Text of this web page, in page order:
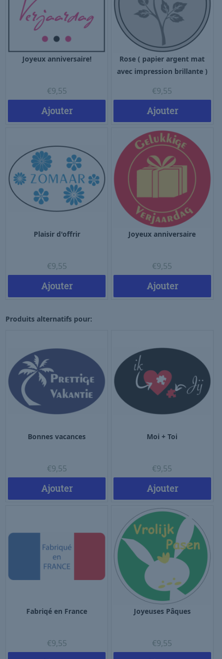
Joyeux anniversaire!
€9,55
Ajouter
Rose ( papier argent mat
avec impression brillante )
€9,55
Ajouter
Plaisir d'offrir
€9,55
Ajouter
Joyeux anniversaire
€9,55
Ajouter
Produits alternatifs pour:
Bonnes vacances
€9,55
Ajouter
Moi + Toi
€9,55
Ajouter
Fabriqé en France
€9,55
Joyeuses Pâques
€9,55